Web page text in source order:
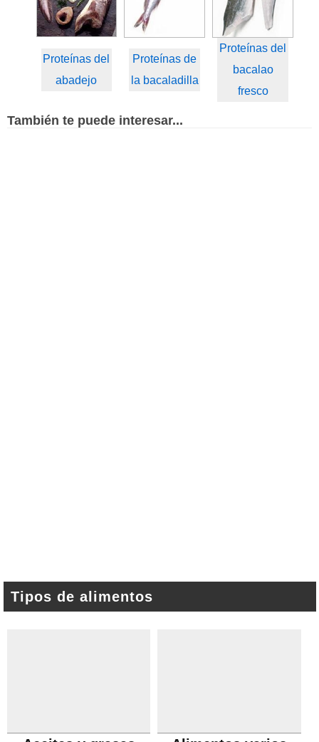
Proteínas del
abadejo
Proteínas de
la bacaladilla
Proteínas del
bacalao
fresco
También te puede interesar...
Tipos de alimentos